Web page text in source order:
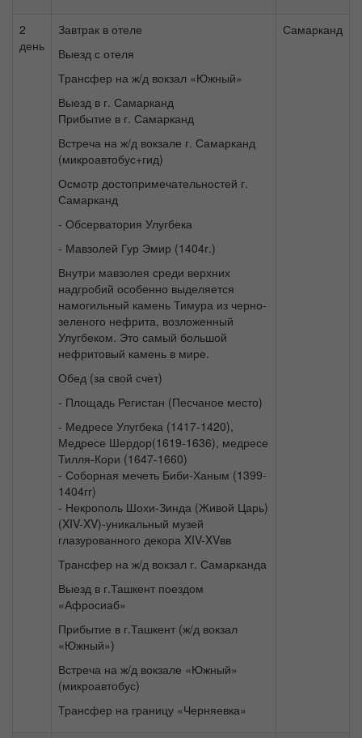
2
день
Завтрак в отеле
Выезд с отеля
Трансфер на ж/д вокзал «Южный»
Выезд в г. Самарканд
Прибытие в г. Самарканд
Встреча на ж/д вокзале г. Самарканд
(микроавтобус+гид)
Осмотр достопримечательностей г.
Самарканд
- Обсерватория Улугбека
- Мавзолей Гур Эмир (1404г.)
Внутри мавзолея среди верхних
надгробий особенно выделяется
намогильный камень Тимура из черно-
зеленого нефрита, возложенный
Улугбеком. Это самый большой
нефритовый камень в мире.
Обед (за свой счет)
- Площадь Регистан (Песчаное место)
- Медресе Улугбека (1417-1420),
Медресе Шердор(1619-1636), медресе
Тилля-Кори (1647-1660)
- Соборная мечеть Биби-Ханым (1399-
1404гг)
- Некрополь Шохи-Зинда (Живой Царь)
(XIV-XV)-уникальный музей
глазурованного декора XIV-XVвв
Трансфер на ж/д вокзал г. Самарканда
Выезд в г.Ташкент поездом
«Афросиаб»
Прибытие в г.Ташкент (ж/д вокзал
«Южный»)
Встреча на ж/д вокзале «Южный»
(микроавтобус)
Трансфер на границу «Черняевка»
Самарканд